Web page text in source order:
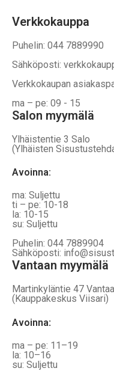
Verkkokauppa
Puhelin: 044 7889990
Sähköposti:
Verkkokaupan
ma – pe: 09 - 15
Salon myymälä
Ylhäistentie 3 Salo
(Ylhäisten
Avoinna:
ma: Suljettu
ti – pe: 10-18
la: 10-15
su: Suljettu
Puhelin: 044 7889904
Sähköposti:
Vantaan myymälä
Martinkyläntie 47 Vantaa
(Kauppakeskus Viisari)
Avoinna:
ma – pe: 11–19
la: 10–16
su: Suljettu